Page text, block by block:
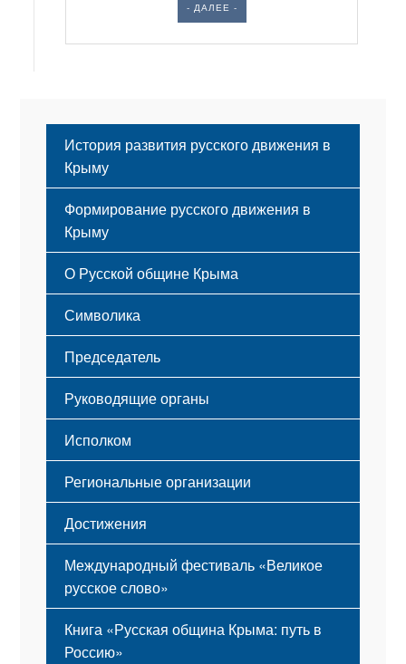
- ДАЛЕЕ -
История развития русского движения в
Крыму
Формирование русского движения в
Крыму
Русский Крым
О Русской общине Крыма
Этапы становления
Принципы деятельности
Структура
Мероприятия
Символика
Флаг
Герб
Гимн
Председатель
Руководящие органы
Исполком
Региональные организации
Достижения
Международный фестиваль «Великое
русское слово»
Книга «Русская община Крыма: путь в
Россию»